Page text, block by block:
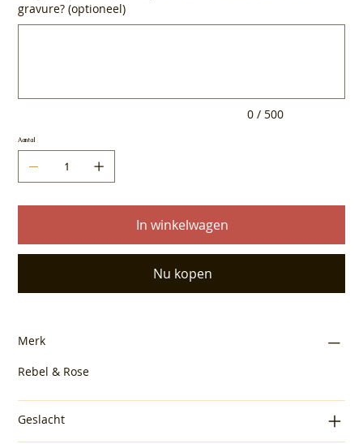
gravure? (optioneel)
0 / 500
Aantal
In winkelwagen
Nu kopen
Merk
Rebel & Rose
Geslacht